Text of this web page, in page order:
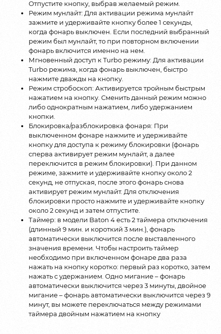
Отпустите кнопку, выбрав желаемый режим.
Режим мунлайт: Для активации режима мунлайт
зажмите и удерживайте кнопку более 1 секунды,
когда фонарь выключен. Если последний выбранный
режим был мунлайт, то при повторном включении
фонарь включится именно на нем.
Мгновенный доступ к Turbo режиму: Для активации
Turbo режима, когда фонарь выключен, быстро
нажмите дважды на кнопку.
Режим стробоскоп: Активируется тройным быстрым
нажатием на кнопку. Сменить данный режим можно
либо однократным нажатием, либо удержанием
кнопки.
Блокировка/разблокировка фонаря: При
выключенном фонаре нажмите и удерживайте
кнопку для доступа к режиму блокировки (фонарь
сперва активирует режим мунлайт, а далее
переключится в режим блокировки). При данном
режиме, зажмите и удерживайте кнопку около 2
секунд, не отпуская, после этого фонарь снова
активирует режим мунлайт. Для отключения
блокировки просто нажмите и удерживайте кнопку
около 2 секунд и затем отпустите.
Таймер: в модели Baton 4 есть 2 таймера отключения
(длинный 9 мин. и короткий 3 мин.), фонарь
автоматически выключится после выставленного
значения времени. Чтобы настроить таймер
необходимо при включенном фонаре два раза
нажать на кнопку коротко: первый раз коротко, затем
нажать с удержанием. Одно мигание – фонарь
автоматически выключится через 3 минуты, двойное
мигание – фонарь автоматически выключится через 9
минут, вы можете переключаться между режимами
таймера двойным нажатием на кнопку